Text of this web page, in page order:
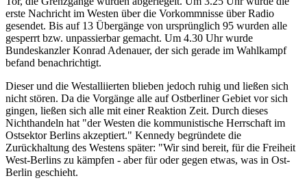
erste Nachricht im Westen über die Vorkommnisse über Radio
gesendet. Bis auf 13 Übergänge von ursprünglich 95 wurden alle
gesperrt bzw. unpassierbar gemacht. Um 4.30 Uhr wurde
Bundeskanzler Konrad Adenauer, der sich gerade im Wahlkampf
befand benachrichtigt.
Dieser und die Westalliierten blieben jedoch ruhig und ließen sich
nicht stören. Da die Vorgänge alle auf Ostberliner Gebiet vor sich
gingen, ließen sich alle mit einer Reaktion Zeit. Durch dieses
Nichthandeln hat "der Westen die kommunistische Herrschaft im
Ostsektor Berlins akzeptiert." Kennedy begründete die
Zurückhaltung des Westens später: "Wir sind bereit, für die Freiheit
West-Berlins zu kämpfen - aber für oder gegen etwas, was in Ost-
Berlin geschieht.